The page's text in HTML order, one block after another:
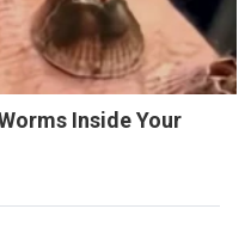
Inside Your